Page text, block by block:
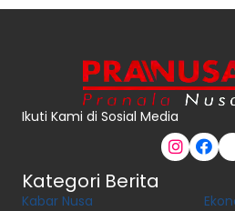
Ikuti Kami di Sosial Media
Kategori Berita
Kabar Nusa